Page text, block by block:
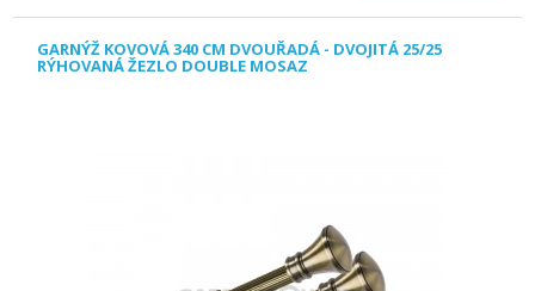
GARNÝŽ KOVOVÁ 340 CM DVOUŘADÁ - DVOJITÁ 25/25
RÝHOVANÁ ŽEZLO DOUBLE MOSAZ